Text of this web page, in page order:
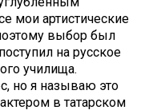
мои артистические
выбор был
на русское
училища.
но я называю это
в татарском